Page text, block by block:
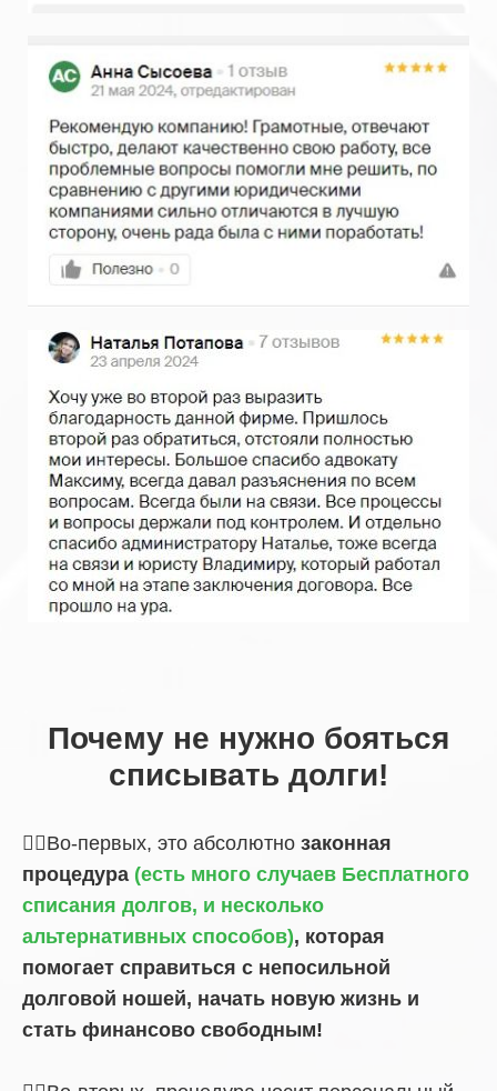
Почему не нужно бояться
списывать долги!
☝🏼Во-первых, это абсолютно законная
процедура (есть много случаев Бесплатного
списания долгов, и несколько
альтернативных способов), которая
помогает справиться с непосильной
долговой ношей, начать новую жизнь и
стать финансово свободным!